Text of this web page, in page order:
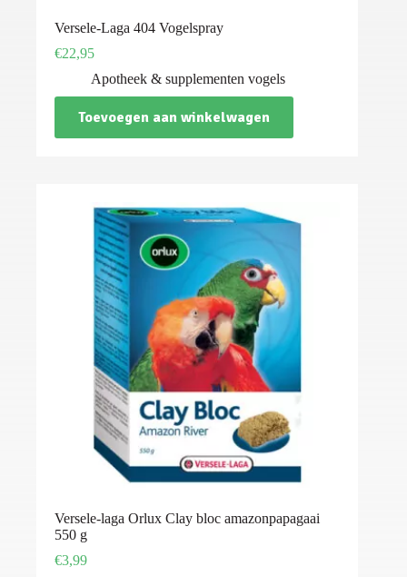
Versele-Laga 404 Vogelspray
€22,95
Apotheek & supplementen vogels
Toevoegen aan winkelwagen
Versele-laga Orlux Clay bloc amazonpapagaai
550 g
€3,99